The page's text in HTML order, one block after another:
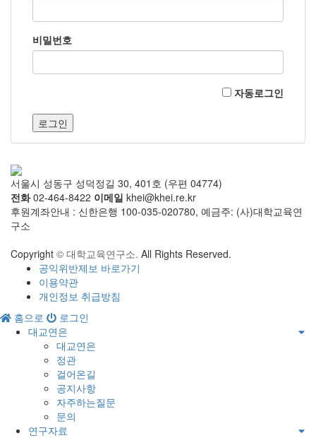
비밀번호
자동로그인
로그인
서울시 성동구 성덕정길 30, 401호 (우편 04774)
전화02-464-8422 이메일 khei@khei.re.kr
후원계좌안내 : 신한은행 100-035-020780, 예금주: (사)대학교육연
구소
Copyright © 대학교육연구소. All Rights Reserved.
공익위반제보 바로가기
이용약관
개인정보 취급방침
홈으로
로그인
대교연은
대교연은
정관
걸어온길
공지사항
자주하는질문
문의
연구자료